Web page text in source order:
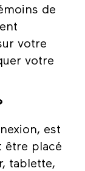
de
votre
votre
est
être placé
tablette,